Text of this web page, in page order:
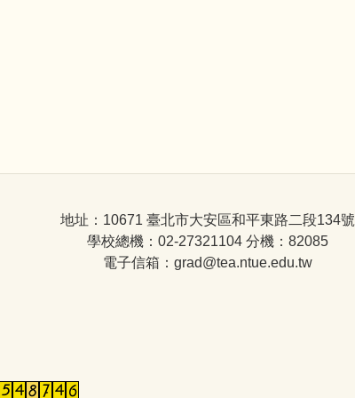
地址：10671 臺北市大安區和平東路二段134號
學校總機：02-27321104 分機：82085
電子信箱：grad@tea.ntue.edu.tw